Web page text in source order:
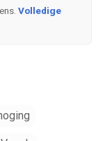
Volledige